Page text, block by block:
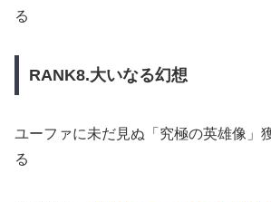
る
RANK8.大いなる幻想
ユーファに未だ見ぬ「究極の英雄像」
る